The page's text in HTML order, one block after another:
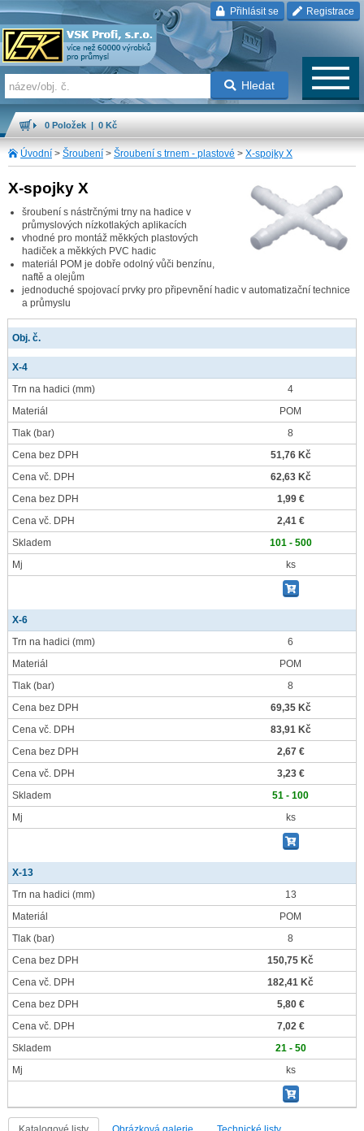
Přihlásit se Registrace
Hledat
0 Položek | 0 Kč
Úvodní > Šroubení > Šroubení s trnem - plastové > X-spojky X
X-spojky X
šroubení s nástrčnými trny na hadice v
průmyslových nízkotlakých aplikacích
vhodné pro montáž měkkých plastových
hadiček a měkkých PVC hadic
materiál POM je dobře odolný vůči benzínu,
naftě a olejům
jednoduché spojovací prvky pro připevnění hadic v automatizační technice
a průmyslu
Obj. č.
X-4
Trn na hadici (mm)
4
Materiál
POM
Tlak (bar)
8
Cena bez DPH
51,76 Kč
Cena vč. DPH
62,63 Kč
Cena bez DPH
1,99 €
Cena vč. DPH
2,41 €
Skladem
101 - 500
Mj
ks
X-6
Trn na hadici (mm)
6
Materiál
POM
Tlak (bar)
8
Cena bez DPH
69,35 Kč
Cena vč. DPH
83,91 Kč
Cena bez DPH
2,67 €
Cena vč. DPH
3,23 €
Skladem
51 - 100
Mj
ks
X-13
Trn na hadici (mm)
13
Materiál
POM
Tlak (bar)
8
Cena bez DPH
150,75 Kč
Cena vč. DPH
182,41 Kč
Cena bez DPH
5,80 €
Cena vč. DPH
7,02 €
Skladem
21 - 50
Mj
ks